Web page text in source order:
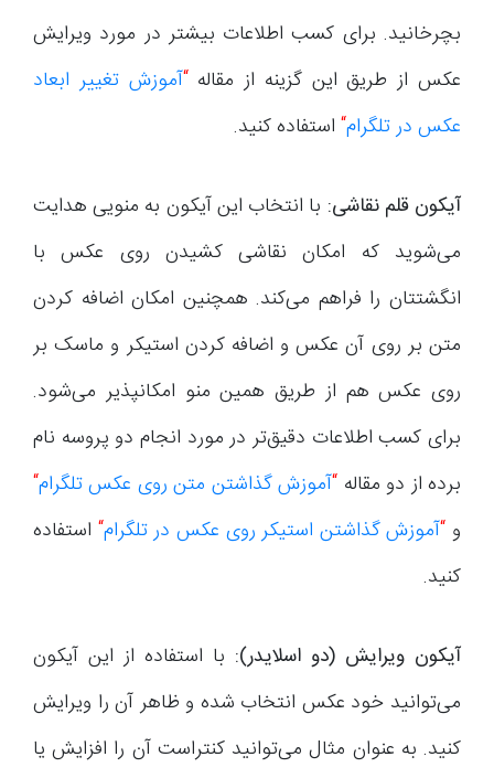
بچرخانید. برای کسب اطلاعات بیشتر در مورد ویرایش
عکس از طریق این گزینه از مقاله“آموزش تغییر ابعاد
عکس در تلگرام“ استفاده کنید.
آیکون قلم نقاشی: با انتخاب این آیکون به منویی هدایت
می‌شوید که امکان نقاشی کشیدن روی عکس با
انگشتتان را فراهم می‌کند. همچنین امکان اضافه کردن
متن بر روی آن عکس و اضافه کردن استیکر و ماسک بر
روی عکس هم از طریق همین منو امکانپذیر می‌شود.
برای کسب اطلاعات دقیق‌تر در مورد انجام دو پروسه نام
برده از دو مقاله “آموزش گذاشتن متن روی عکس تلگرام“
و “آموزش گذاشتن استیکر روی عکس در تلگرام“ استفاده
کنید.
آیکون ویرایش (دو اسلایدر): با استفاده از این آیکون
می‌توانید خود عکس انتخاب شده و ظاهر آن را ویرایش
کنید. به عنوان مثال می‌توانید کنتراست آن را افزایش یا